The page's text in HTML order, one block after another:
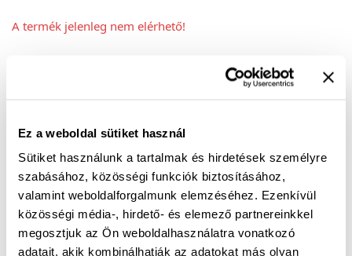
Ez a weboldal sütiket használ
Sütiket használunk a tartalmak és hirdetések személyre
szabásához, közösségi funkciók biztosításához,
valamint weboldalforgalmunk elemzéséhez. Ezenkívül
közösségi média-, hirdető- és elemező partnereinkkel
megosztjuk az Ön weboldalhasználatra vonatkozó
adatait, akik kombinálhatják az adatokat más olyan
A termék jelenleg nem elérhető!
A Mitchell egy sokoldalú vízálló cipő. Kényelmes,
egyben G és H bőségben Hogyan is lehet ez? Egy